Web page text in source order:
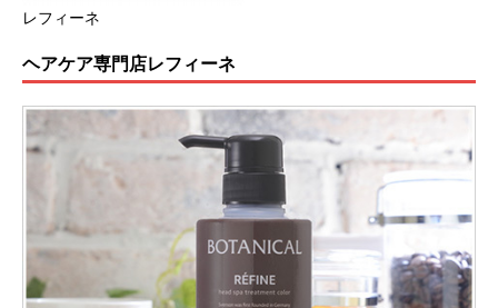
レフィーネ
ヘアケア専門店レフィーネ